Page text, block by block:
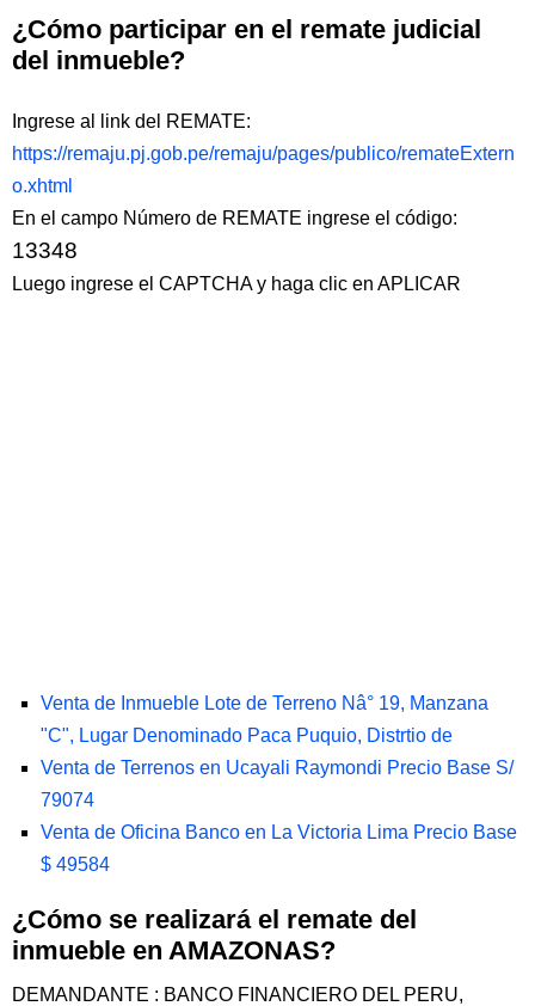
¿Cómo participar en el remate judicial
del inmueble?
Ingrese al link del REMATE:
https://remaju.pj.gob.pe/remaju/pages/publico/remateExtern
o.xhtml
En el campo Número de REMATE ingrese el código:
13348
Luego ingrese el CAPTCHA y haga clic en APLICAR
Venta de Inmueble Lote de Terreno Nâ° 19, Manzana
"C", Lugar Denominado Paca Puquio, Distrtio de
Venta de Terrenos en Ucayali Raymondi Precio Base S/
79074
Venta de Oficina Banco en La Victoria Lima Precio Base
$ 49584
¿Cómo se realizará el remate del
inmueble en AMAZONAS?
DEMANDANTE : BANCO FINANCIERO DEL PERU,